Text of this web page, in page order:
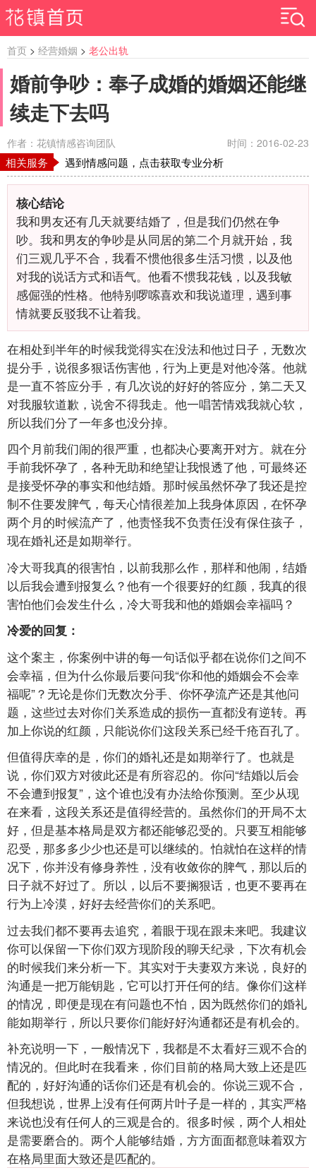
首页 > 经营婚姻 > 老公出轨
婚前争吵：奉子成婚的婚姻还能继
续走下去吗
作者：花镇情感咨询团队 时间：2016-02-23
相关服务 遇到情感问题，点击获取专业分析
核心结论
我和男友还有几天就要结婚了，但是我们仍然在争
吵。我和男友的争吵是从同居的第二个月就开始，我
们三观几乎不合，我看不惯他很多生活习惯，以及他
对我的说话方式和语气。他看不惯我花钱，以及我敏
感倔强的性格。他特别啰嗦喜欢和我说道理，遇到事
情就要反驳我不让着我。
在相处到半年的时候我觉得实在没法和他过日子，无数次
提分手，说很多狠话伤害他，行为上更是对他冷落。他就
是一直不答应分手，有几次说的好好的答应分，第二天又
对我服软道歉，说舍不得我走。他一唱苦情戏我就心软，
所以我们分了一年多也没分掉。
四个月前我们闹的很严重，也都决心要离开对方。就在分
手前我怀孕了，各种无助和绝望让我恨透了他，可最终还
是接受怀孕的事实和他结婚。那时候虽然怀孕了我还是控
制不住要发脾气，每天心情很差加上我身体原因，在怀孕
两个月的时候流产了，他责怪我不负责任没有保住孩子，
现在婚礼还是如期举行。
冷大哥我真的很害怕，以前我那么作，那样和他闹，结婚
以后我会遭到报复么？他有一个很要好的红颜，我真的很
害怕他们会发生什么，冷大哥我和他的婚姻会幸福吗？
冷爱的回复：
这个案主，你案例中讲的每一句话似乎都在说你们之间不
会幸福，但为什么你最后要问我“你和他的婚姻会不会幸
福呢”？无论是你们无数次分手、你怀孕流产还是其他问
题，这些过去对你们关系造成的损伤一直都没有逆转。再
加上你说的红颜，只能说你们这段关系已经千疮百孔了。
但值得庆幸的是，你们的婚礼还是如期举行了。也就是
说，你们双方对彼此还是有所容忍的。你问“结婚以后会
不会遭到报复”，这个谁也没有办法给你预测。至少从现
在来看，这段关系还是值得经营的。虽然你们的开局不太
好，但是基本格局是双方都还能够忍受的。只要互相能够
忍受，那多多少少也还是可以继续的。怕就怕在这样的情
况下，你并没有修身养性，没有收敛你的脾气，那以后的
日子就不好过了。所以，以后不要搁狠话，也更不要再在
行为上冷漠，好好去经营你们的关系吧。
过去我们都不要再去追究，着眼于现在跟未来吧。我建议
你可以保留一下你们双方现阶段的聊天纪录，下次有机会
的时候我们来分析一下。其实对于夫妻双方来说，良好的
沟通是一把万能钥匙，它可以打开任何的结。像你们这样
的情况，即便是现在有问题也不怕，因为既然你们的婚礼
能如期举行，所以只要你们能好好沟通都还是有机会的。
补充说明一下，一般情况下，我都是不太看好三观不合的
情况的。但此时在我看来，你们目前的格局大致上还是匹
配的，好好沟通的话你们还是有机会的。你说三观不合，
但我想说，世界上没有任何两片叶子是一样的，其实严格
来说也没有任何人的三观是合的。很多时候，两个人相处
是需要磨合的。两个人能够结婚，方方面面都意味着双方
在格局里面大致还是匹配的。